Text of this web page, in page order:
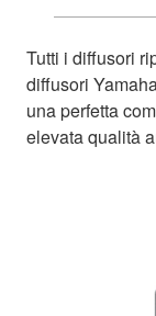
Tutti i diffusori
diffusori
una perfetta
elevata qualità